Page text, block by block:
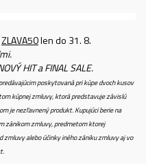
ZLAVA50len do 31. 8.
HIT a FINAL SALE.
poskytovaná pri kúpe dvoch kusov
kúpnej zmluvy, ktorá predstavuje závislú
je nezľavnený produkt. Kupujúci berie na
zánikom zmluvy, predmetom ktorej
alebo účinky iného zániku zmluvy aj vo